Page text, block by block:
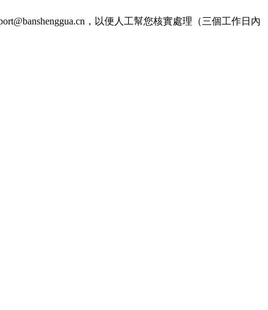
，以便人工幫您核實處理（三個工作日內